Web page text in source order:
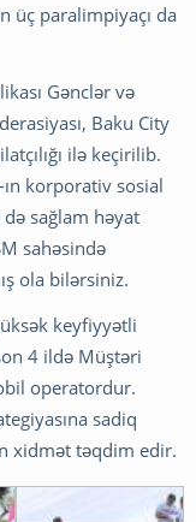
üç paralimpiyaçı da
Gənclər və
Baku City
ilə keçirilib.
korporativ sosial
sağlam həyat
sahəsində
ola bilərsiniz.
keyfiyyətli
4 ildə Müştəri
operatordur.
sadiq
xidmət təqdim edir.